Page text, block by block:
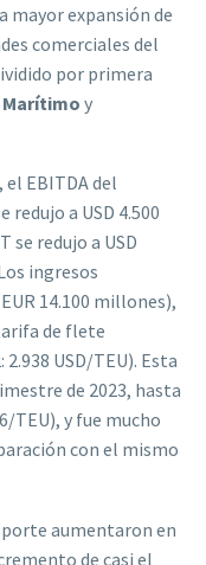
mayor expansión de
comerciales del
por primera
y
el EBITDA del
redujo a USD 4.500
se redujo a USD
ingresos
14.100 millones),
de flete
USD/TEU). Esta
de 2023, hasta
TEU), y fue mucho
con el mismo
aumentaron en
de casi el